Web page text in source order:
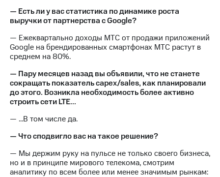
— Есть ли у вас статистика по динамике роста
выручки от партнерства с Google?
— Ежеквартально доходы МТС от продажи приложений
Google на брендированных смартфонах МТС растут в
среднем на 80%.
— Пару месяцев назад вы объявили, что не станете
сокращать показатель capex/sales, как планировали
до этого. Возникла необходимость более активно
строить сети LTE...
— ...В том числе да.
— Что сподвигло вас на такое решение?
— Мы держим руку на пульсе не только своего бизнеса,
но и в принципе мирового телекома, смотрим
аналитику по всем более или менее значимым рынкам: